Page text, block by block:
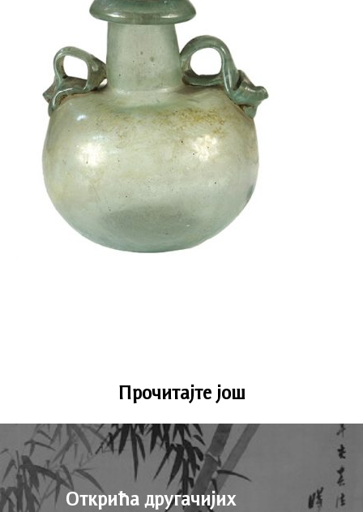
Прочитајте још
Открића другачијих